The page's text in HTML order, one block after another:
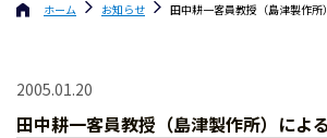
ホーム お知らせ 田中耕一客員教授（島津製作
2005.01.20
田中耕一客員教授（島津製作所）によ